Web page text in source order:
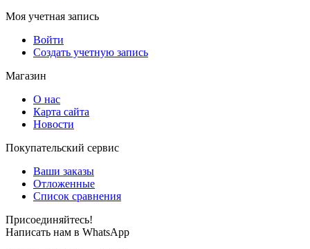
Моя учетная запись
Войти
Создать учетную запись
Магазин
О нас
Карта сайта
Новости
Покупательский сервис
Ваши заказы
Отложенные
Список сравнения
Присоединяйтесь!
Написать нам в WhatsApp